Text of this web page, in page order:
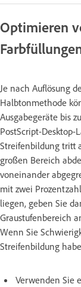
Optimieren
Je nach Auflösung
Halbtonmethode
Ausgabegeräte bis
PostScript-Desktop-
Streifenbildung tritt
großen Bereich
voneinander
mit zwei
liegen, geben Sie
Graustufenbereich
Wenn Sie
Streifenbildung
Verwenden Sie